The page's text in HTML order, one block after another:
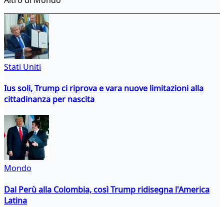
Stati Uniti
Ius soli, Trump ci riprova e vara nuove limitazioni alla
cittadinanza per nascita
Mondo
Dal Perù alla Colombia, così Trump ridisegna l'America
Latina